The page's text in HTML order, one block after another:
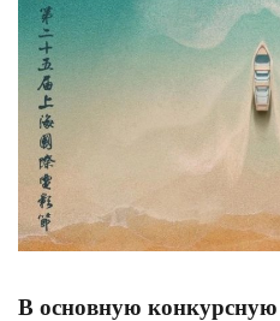
В основную